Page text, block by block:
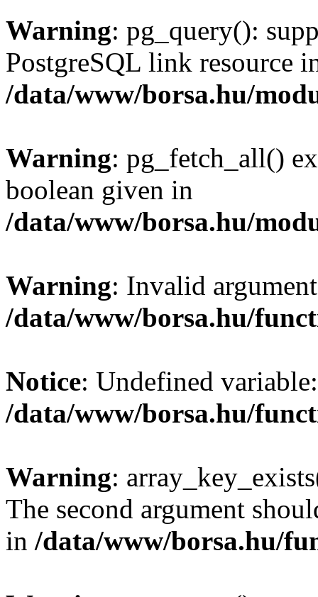
Warning: pg_query():
PostgreSQL link resource
/data/www/borsa.hu/
Warning: pg_fetch_all()
boolean given in
/data/www/borsa.hu/
Warning: Invalid
/data/www/borsa.hu/
Notice: Undefined
/data/www/borsa.hu/
Warning:
The second argument
in /data/www/borsa.hu/